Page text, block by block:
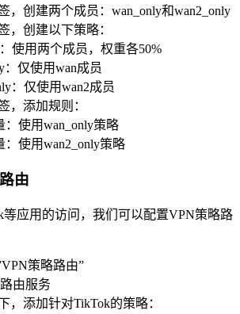
，创建两个成员：wan_only和wan2_only
，创建以下策略：
：使用两个成员，权重各50%
：仅使用wan成员
：仅使用wan2成员
，添加规则：
：使用wan_only策略
：使用wan2_only策略
由
等应用的访问，我们可以配置VPN策略路
策略路由”
由服务
，添加针对TikTok的策略：